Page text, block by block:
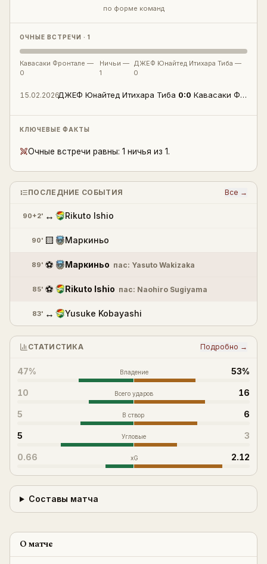
по форме команд
ОЧНЫЕ ВСТРЕЧИ · 1
Кавасаки Фронтале —
0
Ничьи —
1
ДЖЕФ Юнайтед Итихара Тиба —
0
15.02.2026ДЖЕФ Юнайтед Итихара Тиба 0:0 Кавасаки Фронтале
КЛЮЧЕВЫЕ ФАКТЫ
Очные встречи равны: 1 ничья из 1.
ПОСЛЕДНИЕ СОБЫТИЯ Все →
90+2' ↔ Rikuto Ishio
90' 🟨 Маркиньо
89' ⚽ Маркиньо пас: Yasuto Wakizaka
85' ⚽ Rikuto Ishio пас: Naohiro Sugiyama
83' ↔ Yusuke Kobayashi
СТАТИСТИКА Подробно →
47% Владение 53%
10 Всего ударов 16
5 В створ 6
5 Угловые 3
0.66 xG 2.12
Составы матча
О матче